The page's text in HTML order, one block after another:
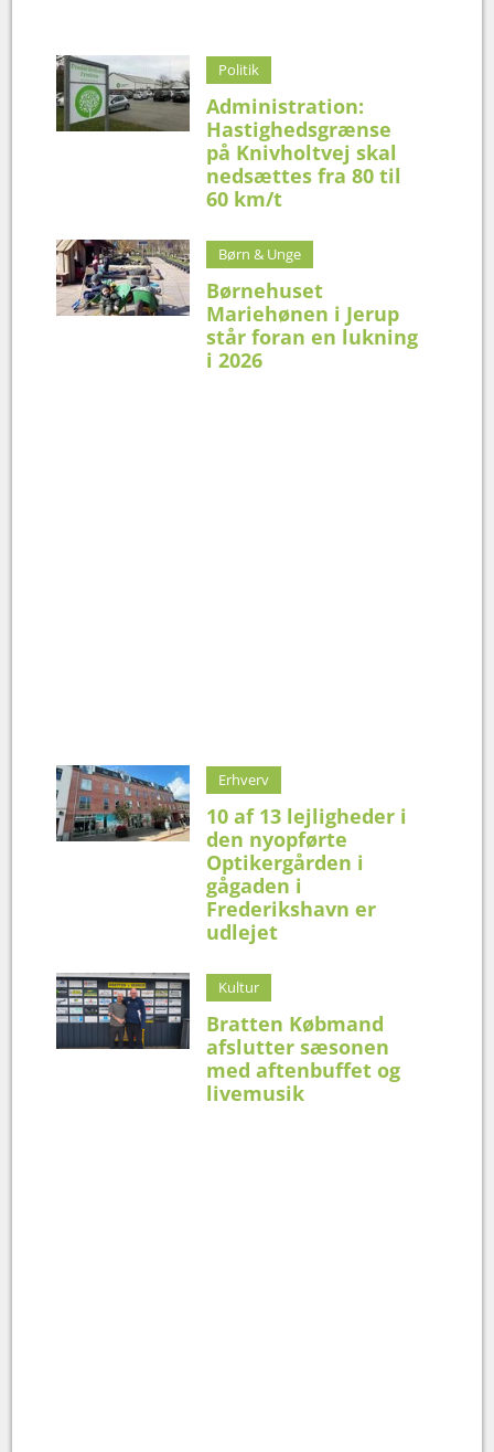
Politik
Administration:
Hastighedsgrænse
på Knivholtvej skal
nedsættes fra 80 til
60 km/t
Børn & Unge
Børnehuset
Mariehønen i Jerup
står foran en lukning
i 2026
Erhverv
10 af 13 lejligheder i
den nyopførte
Optikergården i
gågaden i
Frederikshavn er
udlejet
Kultur
Bratten Købmand
afslutter sæsonen
med aftenbuffet og
livemusik